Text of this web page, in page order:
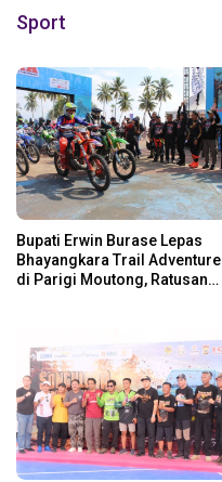
Sport
Bupati Erwin Burase Lepas
Bhayangkara Trail Adventure
di Parigi Moutong, Ratusan